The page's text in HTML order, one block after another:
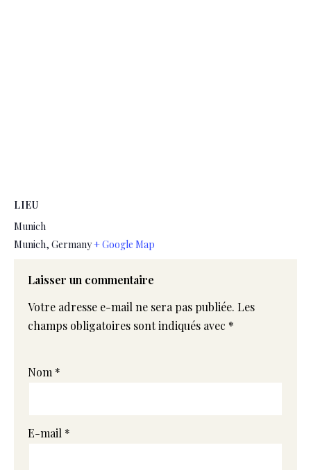
LIEU
Munich
Munich, Germany+ Google Map
Laisser un commentaire
Votre adresse e-mail ne sera pas publiée. Les
champs obligatoires sont indiqués avec *
Nom *
E-mail *